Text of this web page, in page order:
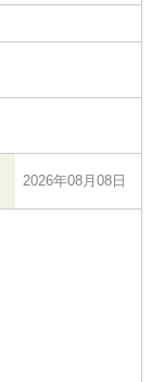
2026年08月08日